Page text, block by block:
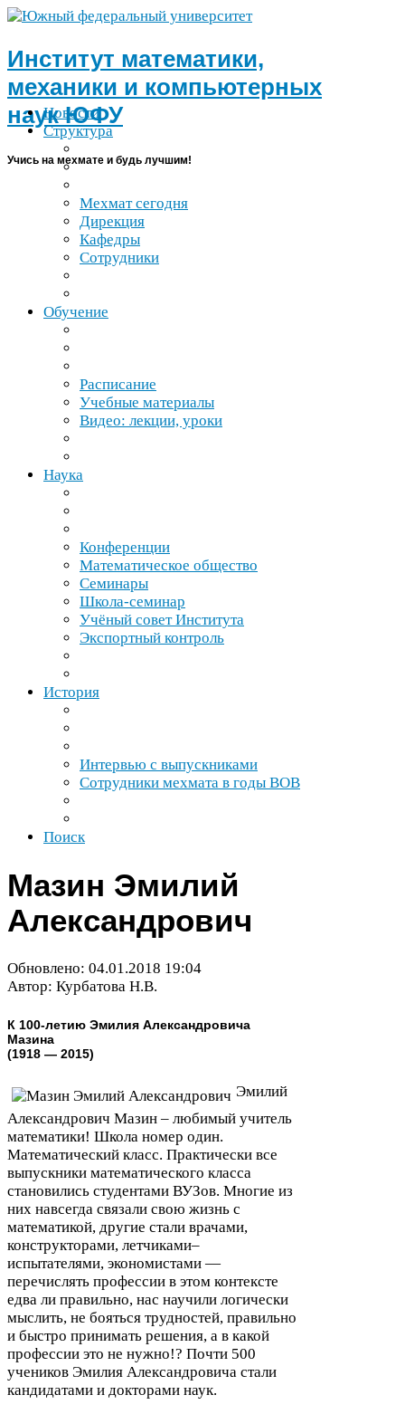
Институт математики,
механики и компьютерных
наукЮФУ
Учись на мехмате и будь лучшим!
Новости
Структура
Мехмат сегодня
Дирекция
Кафедры
Сотрудники
Обучение
Расписание
Учебные материалы
Видео: лекции, уроки
Наука
Конференции
Математическое общество
Семинары
Школа-​семинар
Учёный совет Института
Экспортный контроль
История
Интервью с выпускниками
Сотрудники мехмата в годы ВОВ
Поиск
Мазин Эмилий
Александрович
Обновлено: 04.01 .2018 19:04
Автор: Курбатова Н.В.
К 100-​летию Эмилия Александровича
Мазина
(1918 — 2015)
Эмилий
Александрович Мазин – любимый учитель
математики! Школа номер один.
Математический класс. Практически все
выпускники математического класса
становились студентами ВУЗов. Многие из
них навсегда связали свою жизнь с
математикой, другие стали врачами,
конструкторами, летчиками–
испытателями, экономистами —
перечислять профессии в этом контексте
едва ли правильно, нас научили логически
мыслить, не бояться трудностей, правильно
и быстро принимать решения, а в какой
профессии это не нужно!? Почти 500
учеников Эмилия Александровича стали
кандидатами и докторами наук.